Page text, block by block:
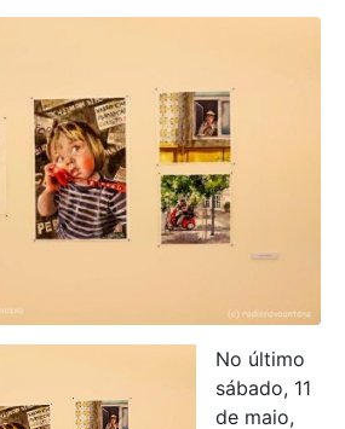
No último
sábado, 11
de maio,